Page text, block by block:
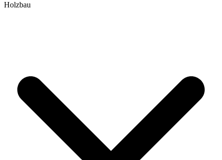
Holzbau